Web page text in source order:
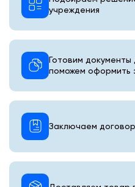
учреждения
Готовим документы
поможем оформить
Заключаем договор